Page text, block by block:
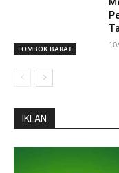
LOMBOK BARAT
IKLAN